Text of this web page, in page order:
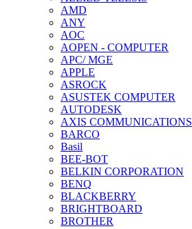
AMD
ANY
AOC
AOPEN - COMPUTER
APC/ MGE
APPLE
ASROCK
ASUSTEK COMPUTER
AUTODESK
AXIS COMMUNICATIONS
BARCO
Basil
BEE-BOT
BELKIN CORPORATION
BENQ
BLACKBERRY
BRIGHTBOARD
BROTHER